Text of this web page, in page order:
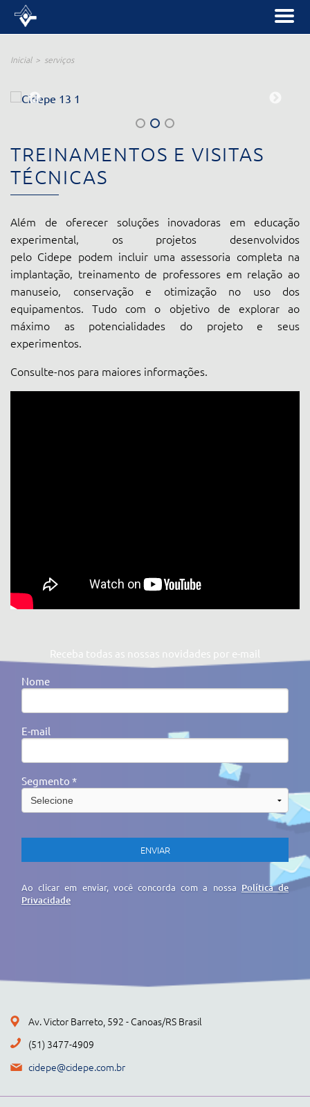
Inicial serviços
TREINAMENTOS E VISITAS
TÉCNICAS
Além de oferecer soluções inovadoras em educação
experimental, os projetos desenvolvidos
pelo Cidepe podem incluir uma assessoria completa na
implantação, treinamento de professores em relação ao
manuseio, conservação e otimização no uso dos
equipamentos. Tudo com o objetivo de explorar ao
máximo as potencialidades do projeto e seus
experimentos.
Consulte-nos para maiores informações.
Receba todas as nossas novidades por e-mail
Nome
E-mail
Segmento *
Ao clicar em enviar, você concorda com a nossa Política de
Privacidade
Av. Victor Barreto, 592 - Canoas/RS Brasil
(51) 3477-4909
cidepe@cidepe.com.br